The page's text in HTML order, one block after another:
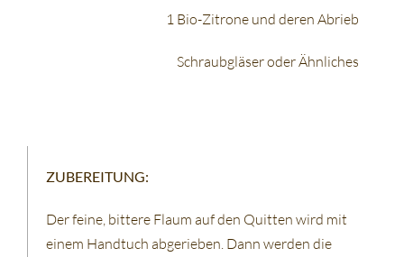
1 Bio-Zitrone und deren Abrieb
Schraubgläser oder Ähnliches
ZUBEREITUNG:
Der feine, bittere Flaum auf den Quitten wird mit
einem Handtuch abgerieben. Dann werden die